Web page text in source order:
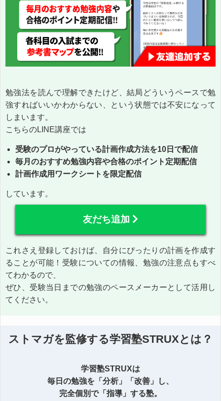
勉強法を読んで理解できたけど、結局どういうペースで勉
強すればいいかわからない、という状態では不安になって
しまいます。
こちらのLINE講座では
受験のプロがやっている計画作成方法を10日で配信
毎月のおすすめ勉強内容や合格のポイント定期配信
計画作成用ワークシートを限定配信
しています。
友だち追加
これさえ登録しておけば、自分にぴったりの計画を作成す
ることが可能！受験についての情報、勉強の注意点もすべ
てわかるので、
ぜひ、受験当日までの勉強のペースメーカーとして活用し
てください。
ストマガを監修する学習塾STRUXとは？
学習塾STRUXは
毎日の勉強を「分析」「改善」し、
完全個別で「指導」する塾。